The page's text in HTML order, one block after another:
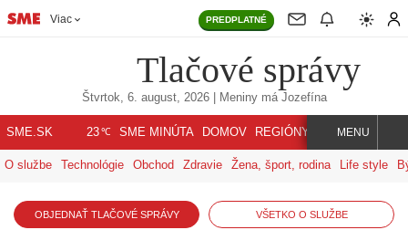
Viac PREDPLATNÉ
Tlačové správy
Štvrtok, 6. august, 2026| Meniny má Jozefína
SME.SK 23℃ SME MINÚTA DOMOV REGIÓNY INDEX SVET
MENU
O službe Technológie Obchod Zdravie Žena, šport, rodina Life style
OBJEDNAŤ TLAČOVÉ SPRÁVY VŠETKO O SLUŽBE